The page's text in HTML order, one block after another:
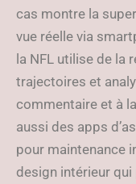
cas montre la
vue réelle via
la NFL utilise de la
trajectoires et
commentaire et à
aussi des apps
pour maintenance
design intérieur qui